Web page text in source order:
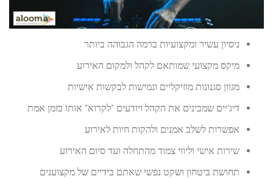
ניסיון עשיר ומקצועיות ברמה הגבוהה ביותר
מיקס מקצועי שמותאם לקהל ולמקום האירוע
מגוון סגנונות מוזיקליים וגמישות לבקשות אישיות
דיג’יים שמבינים את הקהל ויודעים “לקרוא” אותו בזמן אמת
אפשרות לשלב אמנים ולהקות חיות לאירוע
שירות אישי וליווי צמוד מהתחלה ועד סיום האירוע
תחושת ביטחון ושקט נפשי שאתם בידיים של מקצוענים